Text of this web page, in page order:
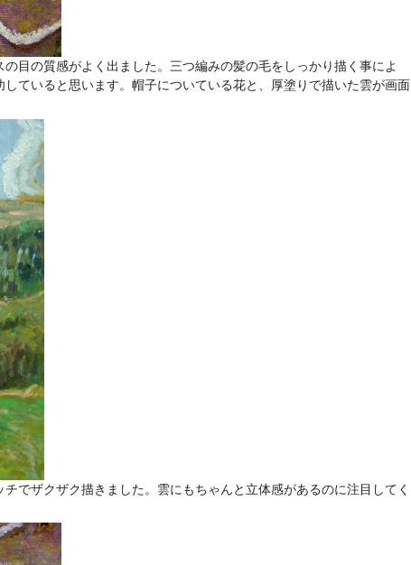
目の質感がよく出ました。三つ編みの髪の毛をしっかり描く事によ
ていると思います。帽子についている花と、厚塗りで描いた雲が画面
でザクザク描きました。雲にもちゃんと立体感があるのに注目してく